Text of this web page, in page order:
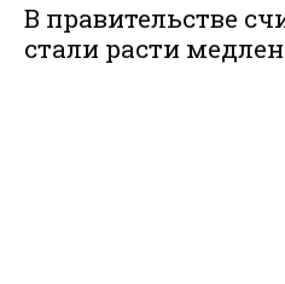
В правительстве
стали расти